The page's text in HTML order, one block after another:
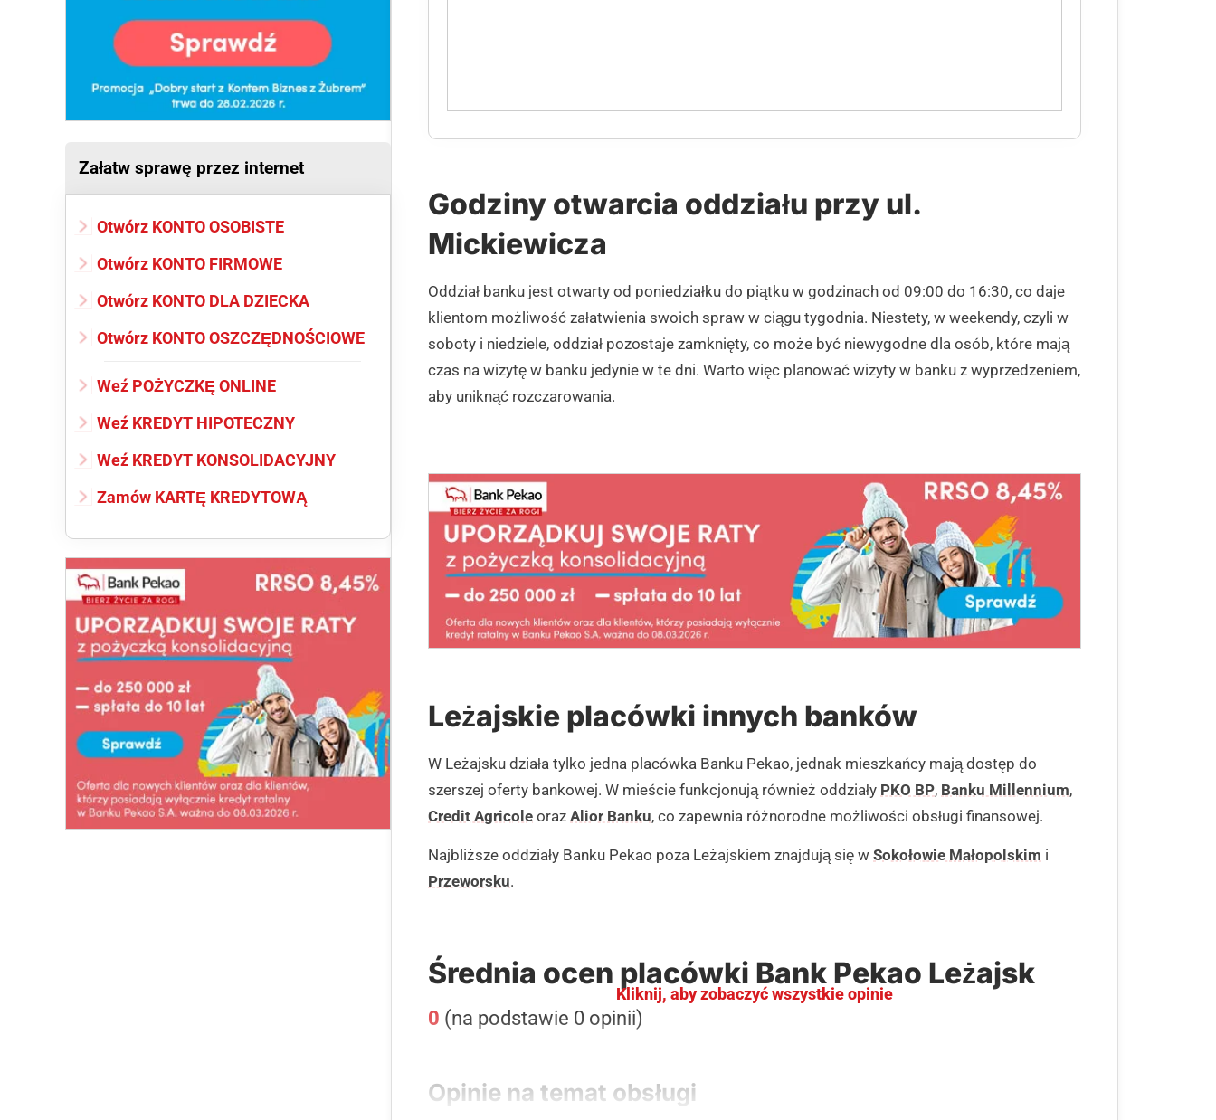
Załatw sprawę przez internet
Otwórz KONTO OSOBISTE
Otwórz KONTO FIRMOWE
Otwórz KONTO DLA DZIECKA
Otwórz KONTO OSZCZĘDNOŚCIOWE
Weź POŻYCZKĘ ONLINE
Weź KREDYT HIPOTECZNY
Weź KREDYT KONSOLIDACYJNY
Zamów KARTĘ KREDYTOWĄ
Godziny otwarcia oddziału przy ul.
Mickiewicza
Oddział banku jest otwarty od poniedziałku do piątku w godzinach od 09:00 do 16:30, co daje
klientom możliwość załatwienia swoich spraw w ciągu tygodnia. Niestety, w weekendy, czyli w
soboty i niedziele, oddział pozostaje zamknięty, co może być niewygodne dla osób, które mają
czas na wizytę w banku jedynie w te dni. Warto więc planować wizyty w banku z wyprzedzeniem,
aby uniknąć rozczarowania.
Leżajskie placówki innych banków
W Leżajsku działa tylko jedna placówka Banku Pekao, jednak mieszkańcy mają dostęp do
szerszej oferty bankowej. W mieście funkcjonują również oddziały PKO BP, Banku Millennium,
Credit Agricole oraz Alior Banku, co zapewnia różnorodne możliwości obsługi finansowej.
Najbliższe oddziały Banku Pekao poza Leżajskiem znajdują się w Sokołowie Małopolskim i
Przeworsku.
Średnia ocen placówki Bank Pekao Leżajsk
0 (na podstawie 0 opinii)
Opinie na temat obsługi
Kliknij, aby zobaczyć wszystkie opinie